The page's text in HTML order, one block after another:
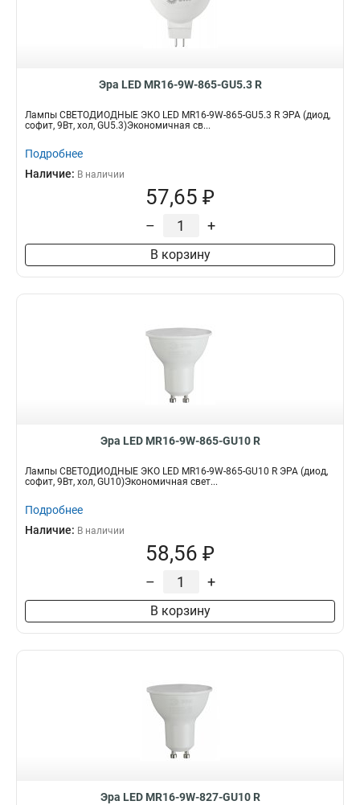
Эра LED MR16-9W-865-GU5.3 R
Лампы СВЕТОДИОДНЫЕ ЭКО LED MR16-9W-865-GU5.3 R ЭРА (диод,
софит, 9Вт, хол, GU5.3)Экономичная св...
Подробнее
Наличие: В наличии
57,65 ₽
– +
В корзину
Эра LED MR16-9W-865-GU10 R
Лампы СВЕТОДИОДНЫЕ ЭКО LED MR16-9W-865-GU10 R ЭРА (диод,
софит, 9Вт, хол, GU10)Экономичная свет...
Подробнее
Наличие: В наличии
58,56 ₽
– +
В корзину
Эра LED MR16-9W-827-GU10 R